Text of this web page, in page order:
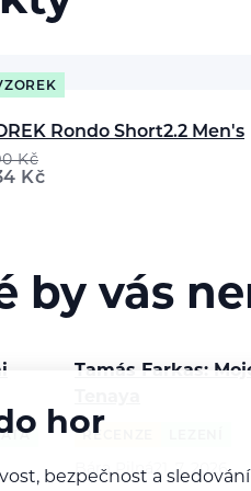
Rondo Short2.2 Men's
Kč
Kč
by vás
Tamás Farkas:
RECENZE
Bára Pilná 21. 7. 2026
hor
bezpečnost a